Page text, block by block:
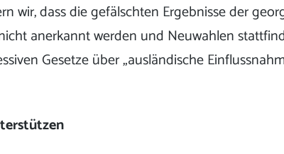
wir, dass die gefälschten Ergebnisse der
anerkannt werden und Neuwahlen
Gesetze über „ausländische